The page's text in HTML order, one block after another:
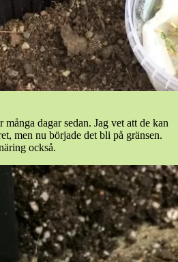
många dagar sedan. Jag vet att de kan
men nu började det bli på gränsen.
också.